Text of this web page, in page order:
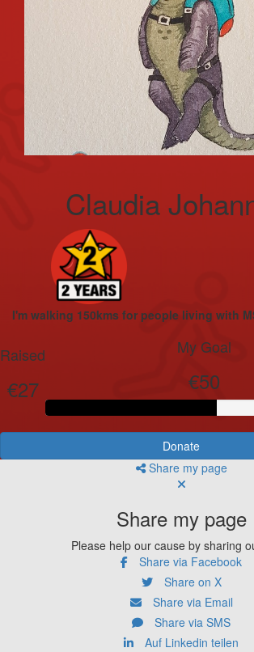
Claudia
I'm walking 150kms for people living with
Raised
€27
My Goal
€50
Donate
Share my page
Share my page
Please help our cause by sharing
Share via Facebook
Share on X
Share via Email
Share via SMS
Auf Linkedin teilen